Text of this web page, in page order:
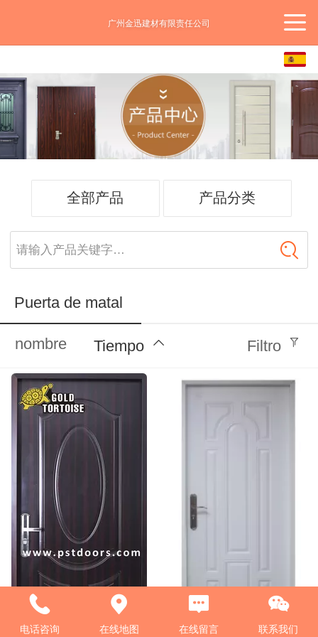
广州金迅建材有限责任公司
中文
English
全部产品 产品分类
请输入产品关键字…
Puerta de matal
nombre Tiempo Filtro
电话咨询 在线地图 在线留言 联系我们